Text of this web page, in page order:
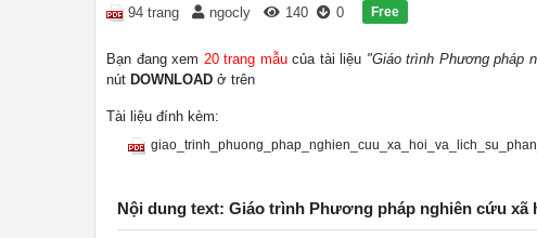
94 trang ngocly 140 0 Free
Bạn đang xem 20 trang mẫucủa tài liệu "Giáo trình Phương pháp
nút DOWNLOAD ở trên
Tài liệu đính kèm:
Nội dung text: Giáo trình Phương pháp nghiên cứu xã